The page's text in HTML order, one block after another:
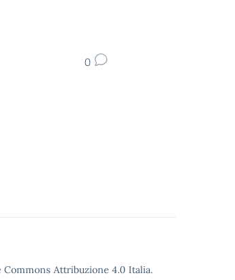
0
Attribuzione 4.0 Italia.